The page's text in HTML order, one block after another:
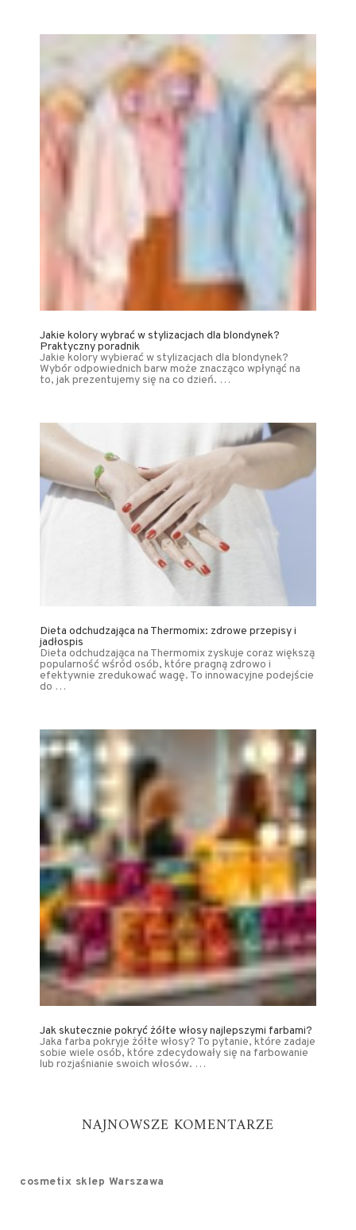
Jakie kolory wybrać w stylizacjach dla blondynek?
Praktyczny poradnik
Jakie kolory wybierać w stylizacjach dla blondynek?
Wybór odpowiednich barw może znacząco wpłynąć na
to, jak prezentujemy się na co dzień. …
Dieta odchudzająca na Thermomix: zdrowe przepisy i
jadłospis
Dieta odchudzająca na Thermomix zyskuje coraz większą
popularność wśród osób, które pragną zdrowo i
efektywnie zredukować wagę. To innowacyjne podejście
do …
Jak skutecznie pokryć żółte włosy najlepszymi farbami?
Jaka farba pokryje żółte włosy? To pytanie, które zadaje
sobie wiele osób, które zdecydowały się na farbowanie
lub rozjaśnianie swoich włosów. …
NAJNOWSZE KOMENTARZE
cosmetix sklep Warszawa